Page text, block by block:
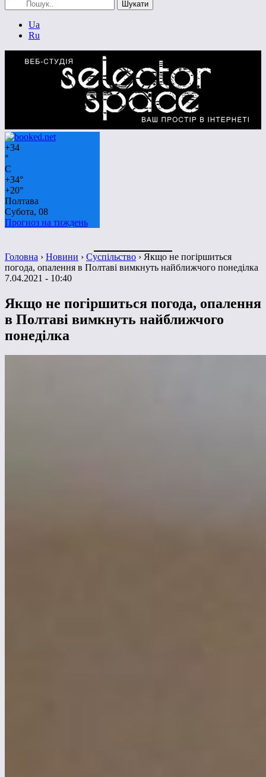
Ua
Ru
+34
°
C
+34°
+20°
Полтава
Субота, 08
Прогноз на тиждень
Головна › Новини › Суспільство › Якщо не погіршиться
погода, опалення в Полтаві вимкнуть найближчого понеділка
7.04.2021 - 10:40
Якщо не погіршиться погода, опалення
в Полтаві вимкнуть найближчого
понеділка